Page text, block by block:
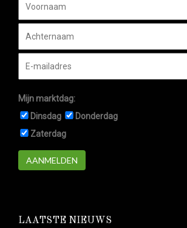
Mijn marktdag:
Dinsdag
Donderdag
Zaterdag
AANMELDEN
LAATSTE NIEUWS